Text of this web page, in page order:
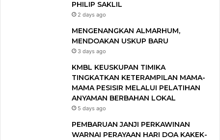
PHILIP SAKLIL
2 days ago
MENGENANGKAN ALMARHUM,
MENDOAKAN USKUP BARU
3 days ago
KMBL KEUSKUPAN TIMIKA
TINGKATKAN KETERAMPILAN MAMA-
MAMA PESISIR MELALUI PELATIHAN
ANYAMAN BERBAHAN LOKAL
5 days ago
PEMBARUAN JANJI PERKAWINAN
WARNAI PERAYAAN HARI DOA KAKEK-